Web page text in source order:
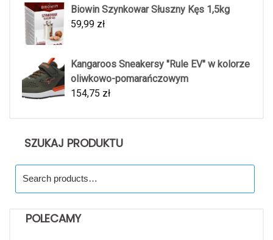
Biowin Szynkowar Słuszny Kęs 1,5kg
59,99 zł
Kangaroos Sneakersy "Rule EV" w kolorze
oliwkowo-pomarańczowym
154,75 zł
SZUKAJ PRODUKTU
for:
POLECAMY